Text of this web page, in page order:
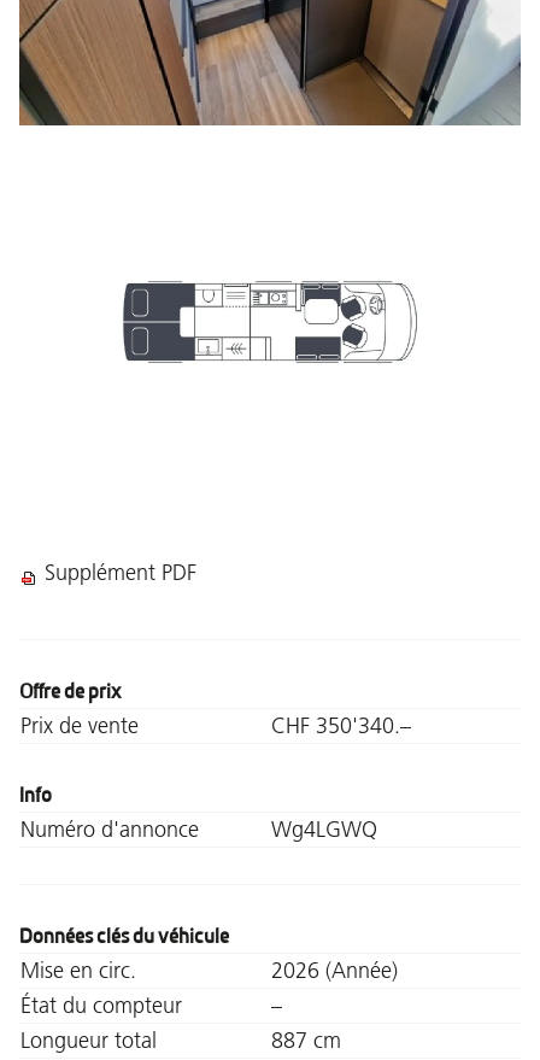
Supplément PDF
Offre de prix
Prix de vente CHF 350'340.–
Info
Numéro d'annonce Wg4LGWQ
Données clés du véhicule
Mise en circ.
2026 (Année)
État du compteur
–
Longueur total
887 cm